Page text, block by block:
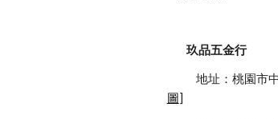
玖品五金行
地址：
圖]